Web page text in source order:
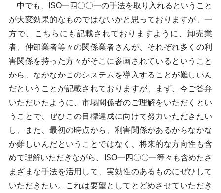
中でも、ISO一四〇〇一の手法を取り入れるということ
が大変効果的なものではないかと思っておりますが、一
方で、こちらにも記載されておりますように、卸売業
者、仲卸業者等々の関係業者さんが、それぞれ多くの利
害関係を持った方々がそこに参画されているということ
から、なかなかこのシステムを導入することが難しいん
だということが記載されておりますが、まず、今ご答弁
いただいたように、市場関係者のご理解をいただくとい
うことで、ぜひこの目標達成に向けて努力いただきたい
し、また、最初の時点から、利害関係があるからなかな
か難しいんだということではなく、将来的な方向性も含
めて理解いただきながら、ISO一四〇〇一等々も含めたさ
まざまな手法を活用して、実効性のあるものにぜひして
いただきたい。これは要望としてとどめさせていただき